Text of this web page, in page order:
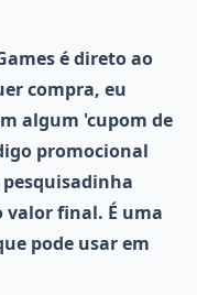
é direto ao
compra, eu
algum 'cupom de
promocional
valor final. É uma
pode usar em